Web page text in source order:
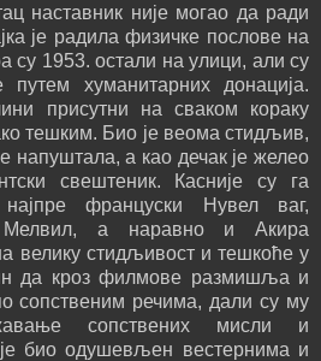
наставник није могао да ради
је радила физичке послове на
су 1953. остали на улици, али су
хуманитарних донација.
присутни на сваком кораку
тешким. Био је веома стидљив,
напуштала, а као дечак је желео
свештеник. Касније су га
француски Нувел ваг,
Мелвил, а наравно и Акира
велику стидљивост и тешкоће у
да кроз филмове размишља и
сопственим речима, дали су му
сопствених мисли и
је био одушевљен вестернима и